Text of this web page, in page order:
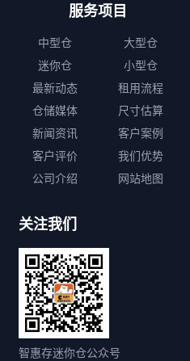
服务项目
中型仓
大型仓
迷你仓
小型仓
最新动态
租用流程
仓储媒体
尺寸估算
新闻资讯
客户案例
客户评价
我们优势
公司介绍
网站地图
关注我们
智惠存迷你仓公众号